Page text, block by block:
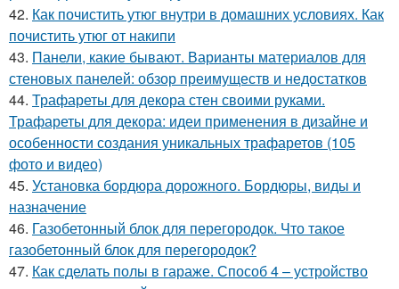
42. Как почистить утюг внутри в домашних условиях. Как
почистить утюг от накипи
43. Панели, какие бывают. Варианты материалов для
стеновых панелей: обзор преимуществ и недостатков
44. Трафареты для декора стен своими руками.
Трафареты для декора: идеи применения в дизайне и
особенности создания уникальных трафаретов (105
фото и видео)
45. Установка бордюра дорожного. Бордюры, виды и
назначение
46. Газобетонный блок для перегородок. Что такое
газобетонный блок для перегородок?
47. Как сделать полы в гараже. Способ 4 – устройство